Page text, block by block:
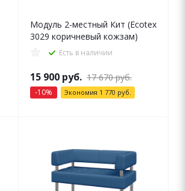
Модуль 2-местный Кит (Ecotex
3029 коричневый кожзам)
Есть в наличии
15 900 руб. 17 670руб.
-10% Экономия 1 770 руб.